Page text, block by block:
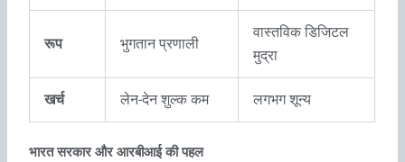
रूप भुगतान प्रणाली
वास्तविक डिजिटल
मुद्रा
खर्च लेन-देन शुल्क कम लगभग शून्य
भारत सरकार और आरबीआई की पहल